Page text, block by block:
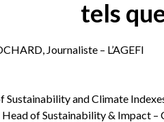
tels
Journaliste – L’AGEFI
Sustainability and Climate
of Sustainability & Impact –